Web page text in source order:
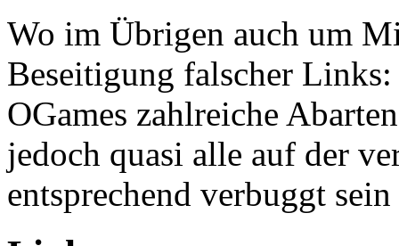
Wo im Übrigen auch um
Beseitigung falscher
OGames zahlreiche
jedoch quasi alle auf der
entsprechend verbuggt